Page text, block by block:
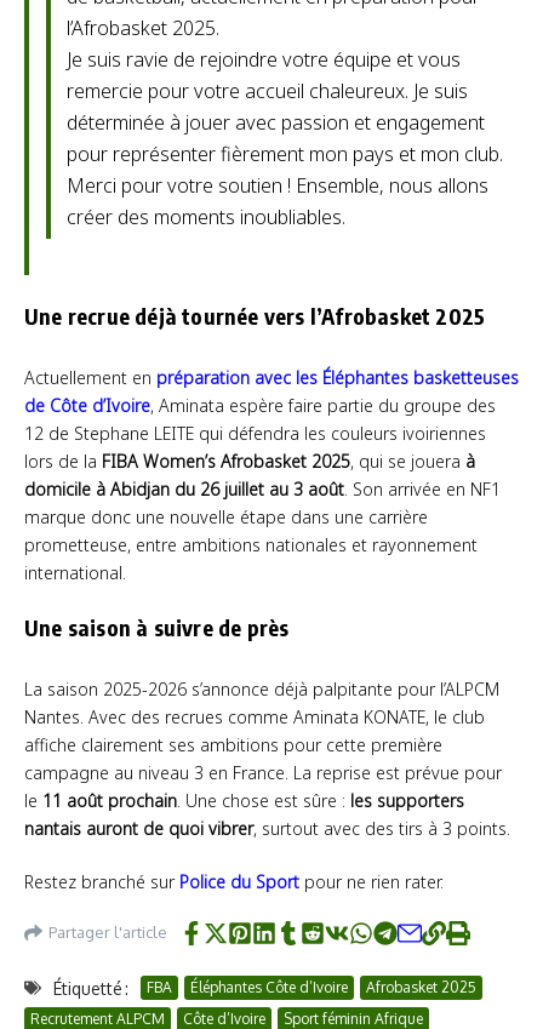
l’Afrobasket 2025.
Je suis ravie de rejoindre votre équipe et vous
remercie pour votre accueil chaleureux. Je suis
déterminée à jouer avec passion et engagement
pour représenter fièrement mon pays et mon club.
Merci pour votre soutien ! Ensemble, nous allons
créer des moments inoubliables.
Une recrue déjà tournée vers l’Afrobasket 2025
Actuellement en préparation avec les Éléphantes basketteuses
de Côte d’Ivoire, Aminata espère faire partie du groupe des
12 de Stephane LEITE qui défendra les couleurs ivoiriennes
lors de la FIBA Women’s Afrobasket 2025, qui se jouera à
domicile à Abidjan du 26 juillet au 3 août . Son arrivée en NF1
marque donc une nouvelle étape dans une carrière
prometteuse, entre ambitions nationales et rayonnement
international.
Une saison à suivre de près
La saison 2025-2026 s’annonce déjà palpitante pour l’ALPCM
Nantes. Avec des recrues comme Aminata KONATE, le club
affiche clairement ses ambitions pour cette première
campagne au niveau 3 en France. La reprise est prévue pour
le 11 août prochain . Une chose est sûre : les supporters
nantais auront de quoi vibrer, surtout avec des tirs à 3 points.
Restez branché sur Police du Sport pour ne rien rater.
Partager l'article
Étiquetté : FBA Éléphantes Côte d’Ivoire
Afrobasket 2025
Recrutement ALPCM
Côte d’Ivoire
Sport féminin Afrique